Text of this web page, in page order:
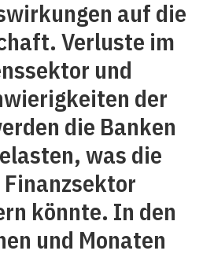
auf die
Verluste im
und
der
die Banken
was die
könnte. In den
und Monaten